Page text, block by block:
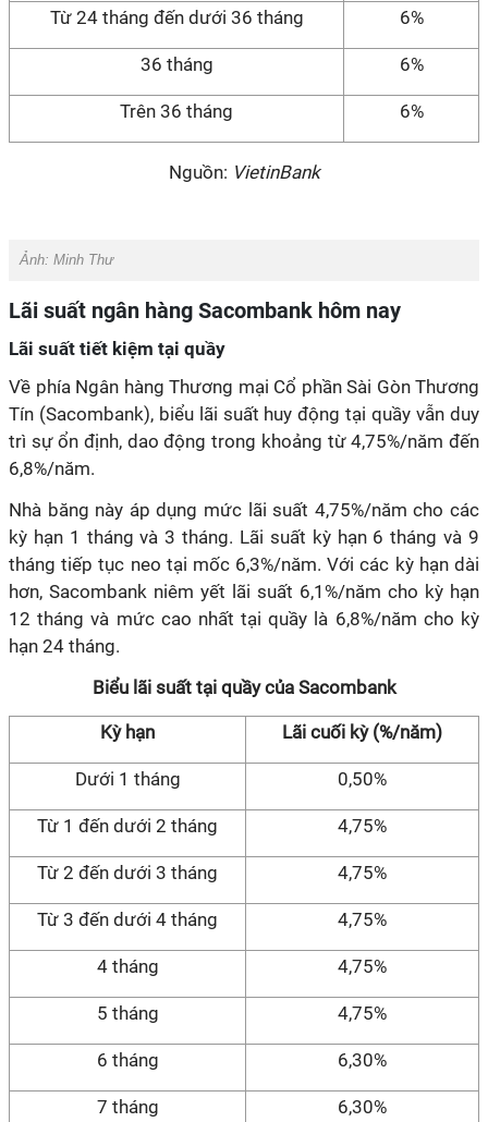
Từ 24 tháng đến dưới 36 tháng 6%
36 tháng 6%
Trên 36 tháng 6%
Nguồn: VietinBank
Ảnh: Minh Thư
Lãi suất ngân hàng Sacombank hôm nay
Lãi suất tiết kiệm tại quầy
Về phía Ngân hàng Thương mại Cổ phần Sài Gòn Thương
Tín (Sacombank), biểu lãi suất huy động tại quầy vẫn duy
trì sự ổn định, dao động trong khoảng từ 4,75%/năm đến
6,8%/năm.
Nhà băng này áp dụng mức lãi suất 4,75%/năm cho các
kỳ hạn 1 tháng và 3 tháng. Lãi suất kỳ hạn 6 tháng và 9
tháng tiếp tục neo tại mốc 6,3%/năm. Với các kỳ hạn dài
hơn, Sacombank niêm yết lãi suất 6,1%/năm cho kỳ hạn
12 tháng và mức cao nhất tại quầy là 6,8%/năm cho kỳ
hạn 24 tháng.
Biểu lãi suất tại quầy của Sacombank
Kỳ hạn Lãi cuối kỳ (%/năm)
Dưới 1 tháng 0,50%
Từ 1 đến dưới 2 tháng 4,75%
Từ 2 đến dưới 3 tháng 4,75%
Từ 3 đến dưới 4 tháng 4,75%
4 tháng 4,75%
5 tháng 4,75%
6 tháng 6,30%
7 tháng 6,30%